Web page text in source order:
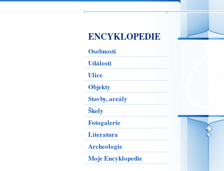
ENCYKLOPEDIE
Osobnosti
Události
Ulice
Objekty
Stavby, areály
Školy
Fotogalerie
Literatura
Archeologie
Moje Encyklopedie